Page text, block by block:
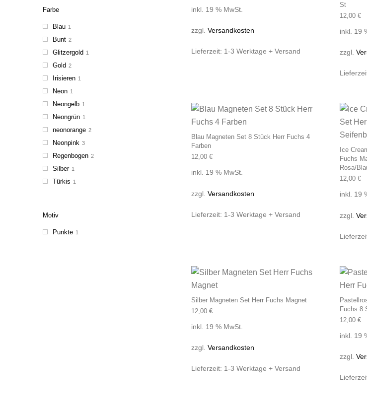
Farbe
Blau 1
Bunt 2
Glitzergold 1
Gold 2
Irisieren 1
Neon 1
Neongelb 1
Neongrün 1
neonorange 2
Neonpink 3
Regenbogen 2
Silber 1
Türkis 1
Motiv
Punkte 1
inkl. 19 % MwSt.
zzgl. Versandkosten
Lieferzeit: 1-3 Werktage + Versand
St
12,00 €
inkl. 19
zzgl.
Blau Magneten Set 8 Stück Herr Fuchs 4
Farben
12,00 €
inkl. 19 % MwSt.
zzgl. Versandkosten
Lieferzeit: 1-3 Werktage + Versand
Ice
Fuchs
Rosa/
12,00 €
inkl. 19
zzgl.
Silber Magneten Set Herr Fuchs Magnet
12,00 €
inkl. 19 % MwSt.
zzgl. Versandkosten
Lieferzeit: 1-3 Werktage + Versand
Fuchs 8
12,00 €
inkl. 19
zzgl.